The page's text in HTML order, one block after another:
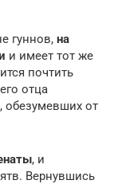
гуннов, на
и имеет тот же
почтить
отца
обезумевших от
, и
Вернувшись